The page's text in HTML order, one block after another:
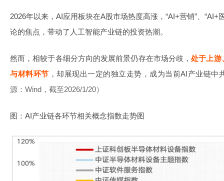
2026年以来，AI应用板块在A股市场热度高涨，“AI+营销”、“AI+
论的焦点，带动了人工智能产业链的投资热潮。
然而，相较于各细分方向的发展前景仍存在市场分歧，处于上游
与材料环节 ，却展现出一定的独立走势，成为当前AI产业链中
源：Wind，截至2026/1/20）
图：AI产业链各环节相关概念指数走势图